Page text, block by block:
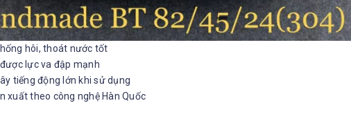
hôi, thoát nước tốt
lực va đập mạnh
tiếng động lớn khi sử dụng
xuất theo công nghệ Hàn Quốc